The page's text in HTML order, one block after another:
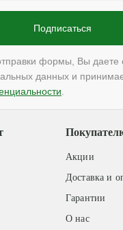
формы, Вы даете
данных и
Акции
Доставка и
Гарантии
О нас